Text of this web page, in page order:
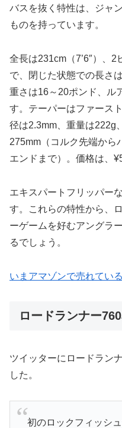
バスを抜く特性は、ジャ
ものを持っています。
全長は231cm（7’6″）、
で、閉じた状態での長さ
重さは16～20ポンド、ル
す。テーパーはファース
径は2.3mm、重量は222g
275mm（コルク先端から
エンドまで）。価格は、
エキスパートフリッパー
す。これらの特性から、
ーゲームを好むアングラ
るでしょう。
いまアマゾンで売れてい
ロードランナー
ツイッターにロードラン
した。
初のロックフィッシ